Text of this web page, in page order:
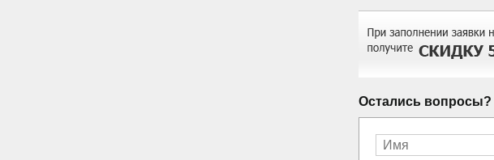
Остались вопросы?